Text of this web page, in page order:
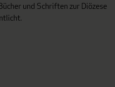
und Schriften zur Diözese